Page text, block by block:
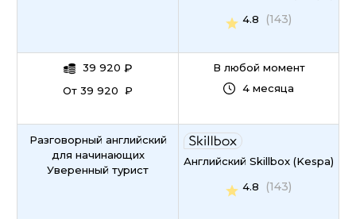
39 920 ₽
От 39 920 ₽
4.8
(143)
В любой момент
4 месяца
Разговорный английский
для начинающих
Уверенный турист
Английский Skillbox (Kespa)
4.8
(143)